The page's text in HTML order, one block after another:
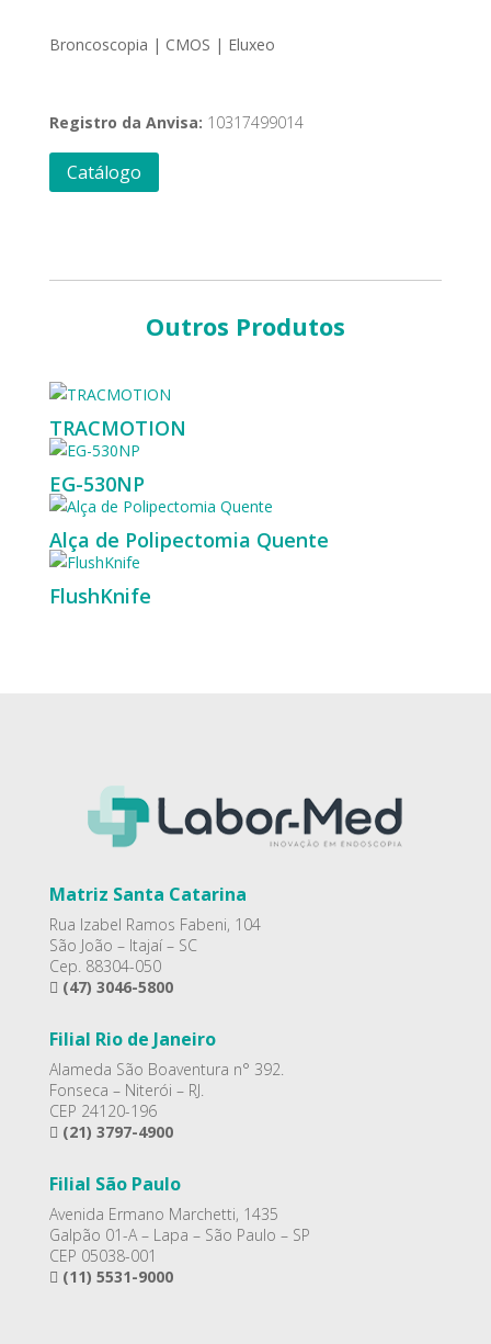
Broncoscopia | CMOS | Eluxeo
Registro da Anvisa: 10317499014
Catálogo
Outros Produtos
TRACMOTION
EG-530NP
Alça de Polipectomia Quente
FlushKnife
Matriz Santa Catarina
Rua Izabel Ramos Fabeni, 104
São João – Itajaí – SC
Cep. 88304-050
(47) 3046-5800
Filial Rio de Janeiro
Alameda São Boaventura n° 392.
Fonseca – Niterói – RJ.
CEP 24120-196
(21) 3797-4900
Filial São Paulo
Avenida Ermano Marchetti, 1435
Galpão 01-A – Lapa – São Paulo – SP
CEP 05038-001
(11) 5531-9000